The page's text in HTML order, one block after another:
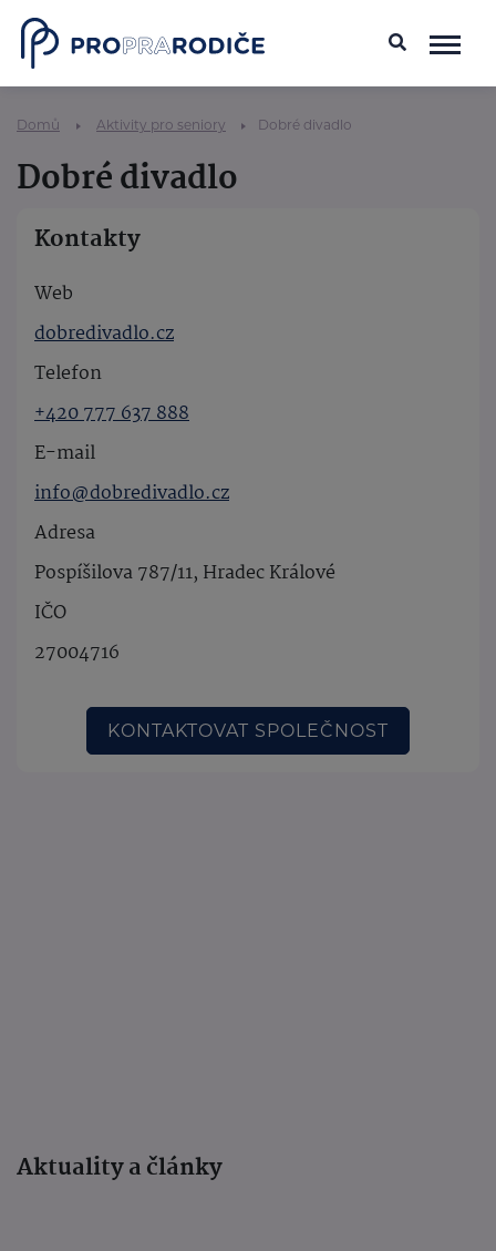
Domů Aktivity pro seniory Dobré divadlo
Dobré divadlo
Kontakty
Web
dobredivadlo.cz
Telefon
+420 777 637 888
E-mail
info@dobredivadlo.cz
Adresa
Pospíšilova 787/11, Hradec Králové
IČO
27004716
KONTAKTOVAT SPOLEČNOST
Aktuality a články